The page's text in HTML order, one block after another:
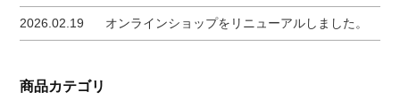
2026.02.19 オンラインショップをリニューアルしました。
商品カテゴリ